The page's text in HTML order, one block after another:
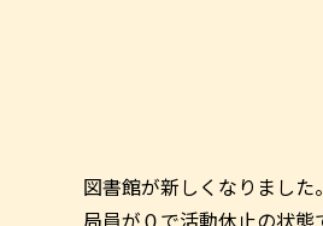
図書館が新しくなりました。